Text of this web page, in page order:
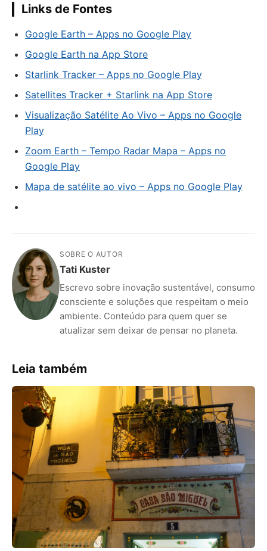
Links de Fontes
Google Earth – Apps no Google Play
Google Earth na App Store
Starlink Tracker – Apps no Google Play
Satellites Tracker + Starlink na App Store
Visualização Satélite Ao Vivo – Apps no Google
Play
Zoom Earth – Tempo Radar Mapa – Apps no
Google Play
Mapa de satélite ao vivo – Apps no Google Play
SOBRE O AUTOR
Tati Kuster
Escrevo sobre inovação sustentável, consumo
consciente e soluções que respeitam o meio
ambiente. Conteúdo para quem quer se
atualizar sem deixar de pensar no planeta.
Leia também